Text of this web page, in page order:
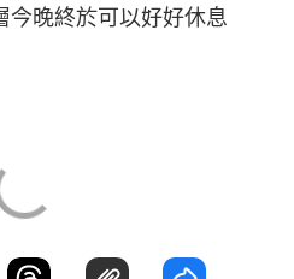
今晚終於可以好好休息